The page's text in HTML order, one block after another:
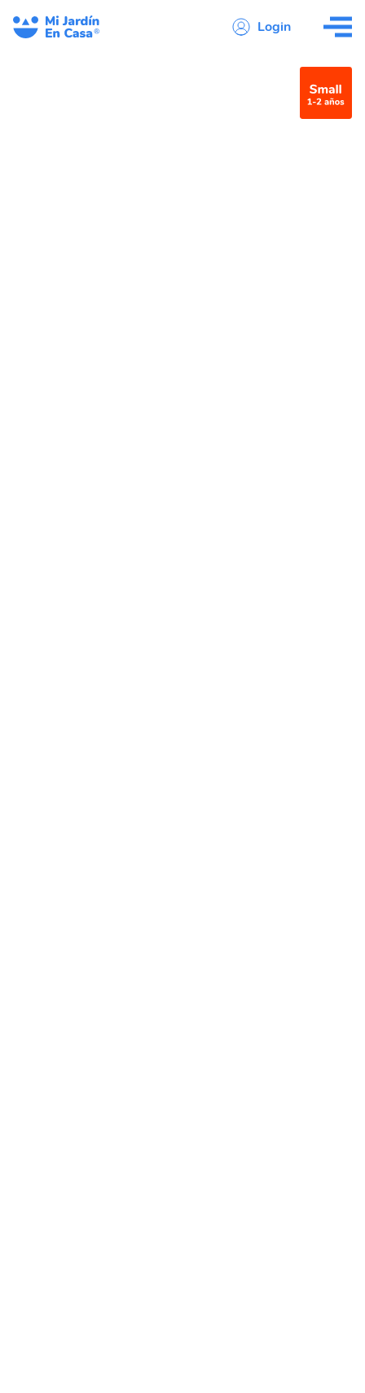
Login